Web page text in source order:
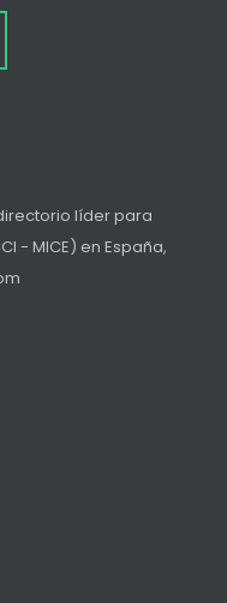
líder para
- MICE) en España,